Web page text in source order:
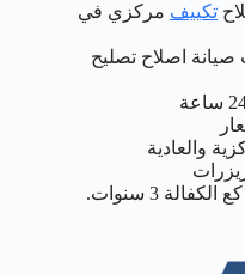
تكييف مركزي في
اصلاح تصليح
والعادية
3 سنوات.